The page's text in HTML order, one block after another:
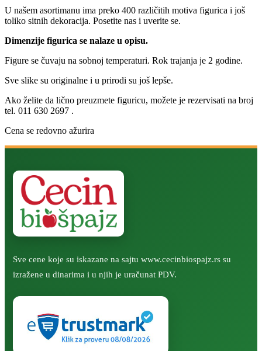
U našem asortimanu ima preko 400 različitih motiva figurica i još
toliko sitnih dekoracija. Posetite nas i uverite se.
Dimenzije figurica se nalaze u opisu.
Figure se čuvaju na sobnoj temperaturi. Rok trajanja je 2 godine.
Sve slike su originalne i u prirodi su još lepše.
Ako želite da lično preuzmete figuricu, možete je rezervisati na broj
tel. 011 630 2697 .
Cena se redovno ažurira
Sve cene koje su iskazane na sajtu www.cecinbiospajz.rs su
izražene u dinarima i u njih je uračunat PDV.